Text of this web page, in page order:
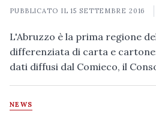
PUBBLICATO IL15 SETTEMBRE 2016
L'Abruzzo è la prima regione
differenziata di carta e
dati diffusi dal Comieco, il
NEWS